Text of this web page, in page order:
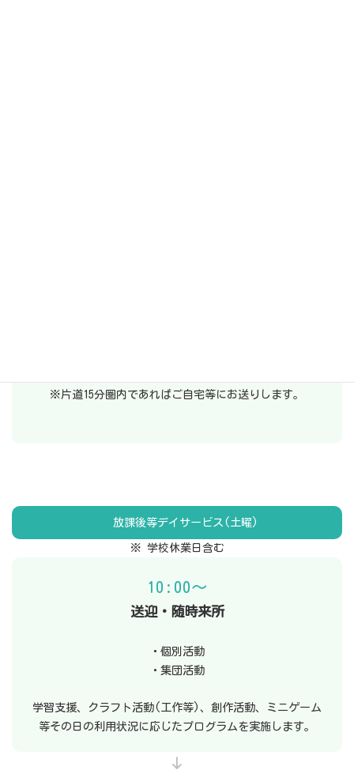
※片道15分圏内であればご自宅等にお送りします。
放課後等デイサービス(土曜)
※ 学校休業日含む
10:00～
送迎・随時来所
・個別活動
・集団活動
学習支援、クラフト活動(工作等)、創作活動、ミニゲーム
等その日の利用状況に応じたプログラムを実施します。